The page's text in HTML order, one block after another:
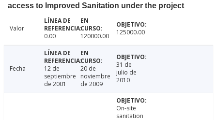
access to Improved Sanitation under the project
Valor
0.00
120000.00 125000.00
Fecha
12 de
septiembre
de 2001
20 de
noviembre
de 2009
31 de
julio de
2010
On-site
sanitation